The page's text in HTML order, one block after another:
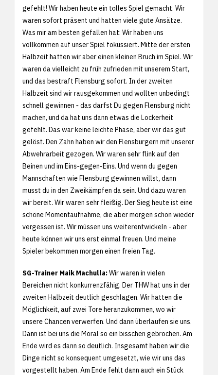
gefehlt! Wir haben heute ein tolles Spiel gemacht. Wir
waren sofort präsent und hatten viele gute Ansätze.
Was mir am besten gefallen hat: Wir haben uns
vollkommen auf unser Spiel fokussiert. Mitte der ersten
Halbzeit hatten wir aber einen kleinen Bruch im Spiel. Wir
waren da vielleicht zu früh zufrieden mit unserem Start,
und das bestraft Flensburg sofort. In der zweiten
Halbzeit sind wir rausgekommen und wollten unbedingt
schnell gewinnen - das darfst Du gegen Flensburg nicht
machen, und da hat uns dann etwas die Lockerheit
gefehlt. Das war keine leichte Phase, aber wir das gut
gelöst. Den Zahn haben wir den Flensburgern mit unserer
Abwehrarbeit gezogen. Wir waren sehr flink auf den
Beinen und im Eins-gegen-Eins. Und wenn du gegen
Mannschaften wie Flensburg gewinnen willst, dann
musst du in den Zweikämpfen da sein. Und dazu waren
wir bereit. Wir waren sehr fleißig. Der Sieg heute ist eine
schöne Momentaufnahme, die aber morgen schon wieder
vergessen ist. Wir müssen uns weiterentwickeln - aber
heute können wir uns erst einmal freuen. Und meine
Spieler bekommen morgen einen freien Tag.
SG-Trainer Maik Machulla:Wir waren in vielen
Bereichen nicht konkurrenzfähig. Der THW hat uns in der
zweiten Halbzeit deutlich geschlagen. Wir hatten die
Möglichkeit, auf zwei Tore heranzukommen, wo wir
unsere Chancen verwerfen. Und dann überlaufen sie uns.
Dann ist bei uns die Moral so ein bisschen gebrochen. Am
Ende wird es dann so deutlich. Insgesamt haben wir die
Dinge nicht so konsequent umgesetzt, wie wir uns das
vorgestellt haben. Am Ende fehlt dann auch ein Stück